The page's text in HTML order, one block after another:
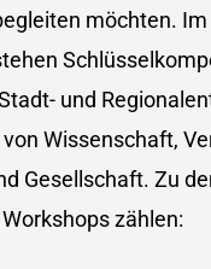
möchten.
und
Wissenschaft,
Gesellschaft. Zu
zählen: